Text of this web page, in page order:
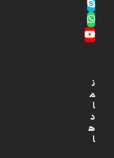
Skype
Whatsapp
YouTube
ن
م
ا
د
ه
ا